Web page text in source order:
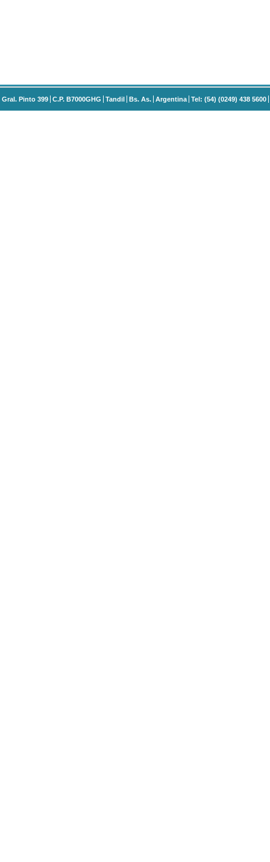
Gral. Pinto 399 C.P. B7000GHG Tandil Bs. As. Argentina Tel: (54) (0249) 438 5600